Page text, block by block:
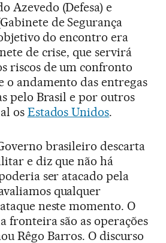
Azevedo (Defesa) e
de Segurança
do encontro era
de crise, que servirá
riscos de um confronto
o andamento das entregas
pelo Brasil e por outros
os Estados Unidos.
brasileiro descarta
e diz que não há
ser atacado pela
qualquer
neste momento. O
fronteira são as operações
Rêgo Barros. O discurso